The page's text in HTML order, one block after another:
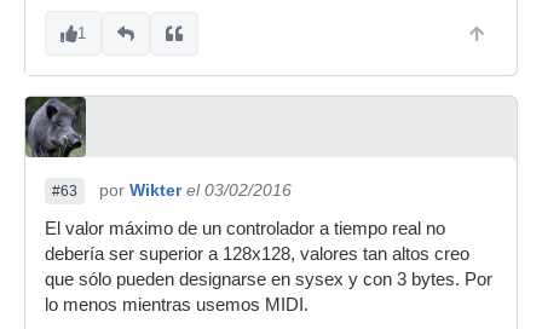
1
#63 por Wikter el 03/02/2016
El valor máximo de un controlador a tiempo real no
debería ser superior a 128x128, valores tan altos creo
que sólo pueden designarse en sysex y con 3 bytes. Por
lo menos mientras usemos MIDI.